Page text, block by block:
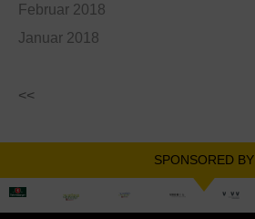
Februar 2018
Januar 2018
<<
SPONSORED BY